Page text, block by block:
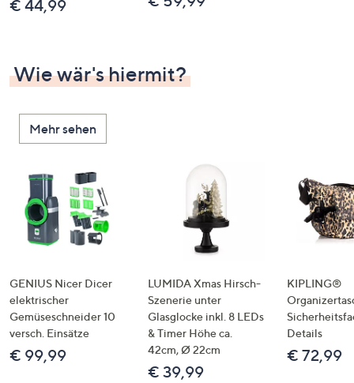
€ 44,99
Wie wär's hiermit?
Mehr sehen
GENIUS Nicer Dicer
elektrischer
Gemüseschneider 10
versch. Einsätze
€ 99,99
LUMIDA Xmas Hirsch-
Szenerie unter
Glasglocke inkl. 8 LEDs
& Timer Höhe ca.
42cm, Ø 22cm
€ 39,99
KIPLING®
Details
€ 72,99